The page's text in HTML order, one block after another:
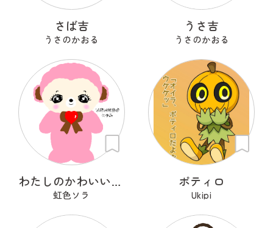
さば吉
うさのかおる
うさ吉
うさのかおる
わたしのかわいいせかい
虹色ソラ
ポティロ
Ukipi